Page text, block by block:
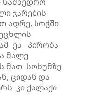
ჯარების
ადრე, სოჭში
ეს პირობა
მალე
მათ სოხუმზე
ციდან და
კი ქალაქი